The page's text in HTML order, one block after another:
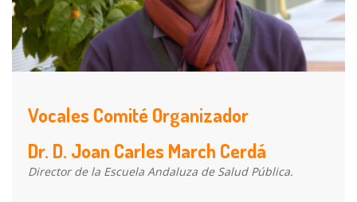
Vocales Comité Organizador
Dr. D. Joan Carles March Cerdá
Director de la Escuela Andaluza de Salud Pública.